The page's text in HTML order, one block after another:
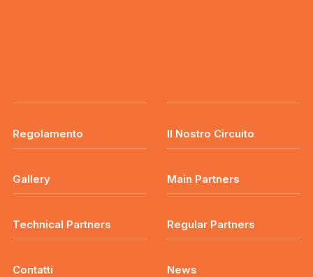
Regolamento Il Nostro Circuito
Gallery Main Partners
Technical Partners Regular Partners
Contatti News